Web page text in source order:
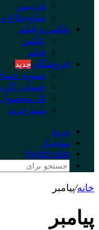
فردیس
ساوجبلاغ
عکس و فیلم
عکس
فیلم
فروشگاه جدید
تسویه
حساب
تک محصول
سبد خرید
ورود
سایدبار
Switch skin
خانه/پیامبر
پیامبر